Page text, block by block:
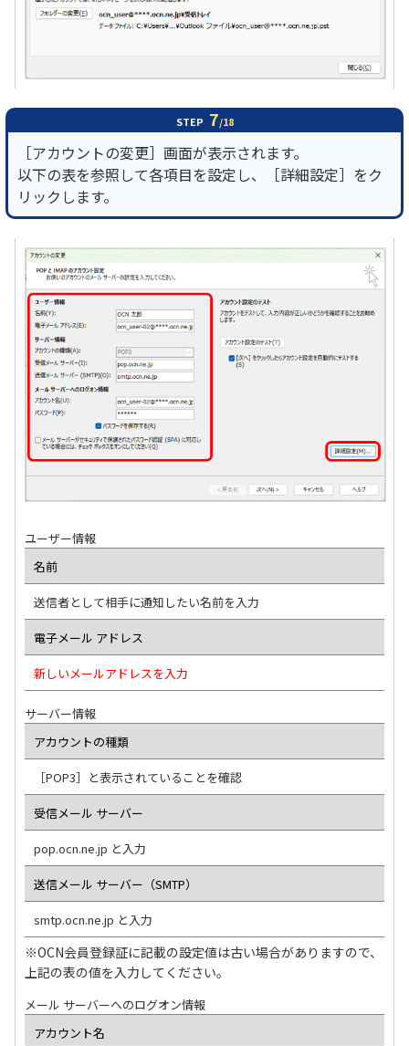
STEP 7/18
［アカウントの変更］画面が表示されます。
以下の表を参照して各項目を設定し、［詳細設定］をク
リックします。
ユーザー情報
名前
送信者として相手に通知したい名前を入力
電子メール アドレス
新しいメールアドレスを入力
サーバー情報
アカウントの種類
［POP3］と表示されていることを確認
受信メール サーバー
pop.ocn.ne.jp と入力
送信メール サーバー（SMTP）
smtp.ocn.ne.jp と入力
※OCN会員登録証に記載の設定値は古い場合がありますので、
上記の表の値を入力してください。
メール サーバーへのログオン情報
アカウント名